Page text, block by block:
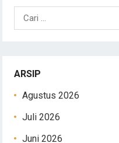
Cari
untuk:
ARSIP
Agustus 2026
Juli 2026
Juni 2026